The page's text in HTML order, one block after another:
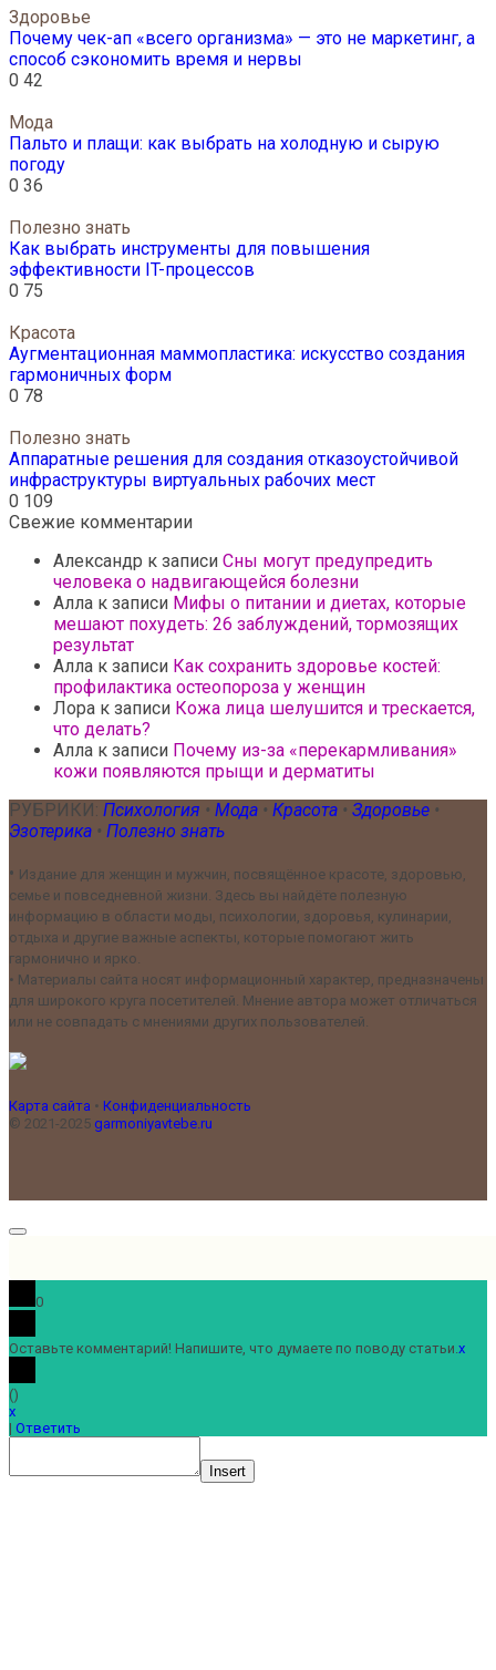
Здоровье
Почему чек-ап «всего организма» — это не маркетинг, а
способ сэкономить время и нервы
0 42
Мода
Пальто и плащи: как выбрать на холодную и сырую
погоду
0 36
Полезно знать
Как выбрать инструменты для повышения
эффективности IT-процессов
0 75
Красота
Аугментационная маммопластика: искусство создания
гармоничных форм
0 78
Полезно знать
Аппаратные решения для создания отказоустойчивой
инфраструктуры виртуальных рабочих мест
0 109
Свежие комментарии
Александр к записи Сны могут предупредить
человека о надвигающейся болезни
Алла к записи Мифы о питании и диетах, которые
мешают похудеть: 26 заблуждений, тормозящих
результат
Алла к записи Как сохранить здоровье костей:
профилактика остеопороза у женщин
Лора к записи Кожа лица шелушится и трескается,
что делать?
Алла к записи Почему из-за «перекармливания»
кожи появляются прыщи и дерматиты
РУБРИКИ: Психология • Мода • Красота • Здоровье •
Эзотерика • Полезно знать
• Издание для женщин и мужчин, посвящённое красоте, здоровью,
семье и повседневной жизни. Здесь вы найдёте полезную
информацию в области моды, психологии, здоровья, кулинарии,
отдыха и другие важные аспекты, которые помогают жить
гармонично и ярко.
• Материалы сайта носят информационный характер, предназначены
для широкого круга посетителей. Мнение автора может отличаться
или не совпадать с мнениями других пользователей.
Карта сайта • Конфиденциальность
© 2021-2025 garmoniyavtebe.ru
0
Оставьте комментарий! Напишите, что думаете по поводу статьи. x
()
x
| Ответить
Insert